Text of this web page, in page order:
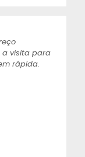
a visita para
rápida.